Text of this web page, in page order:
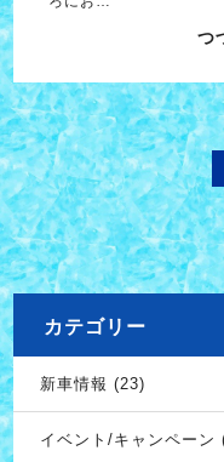
つ
カテゴリー
新車情報 (23)
イベント/キャンペーン